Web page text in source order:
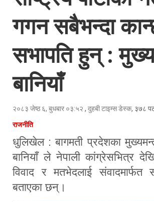
गगन सबैभन्दा
सभापति हुन् :
बानियाँ
२०८३ जेष्ठ ६, बुधबार ०३:५२ , दुहबी टाइम्स डेस्क, ३७८
राजनीति
धुलिखेल : बागमती प्रदेशका
बानियाँ ले नेपाली कांग्रेसभित्र
विवाद र मतभेदलाई संवादमार्फत
बताएका छन्।